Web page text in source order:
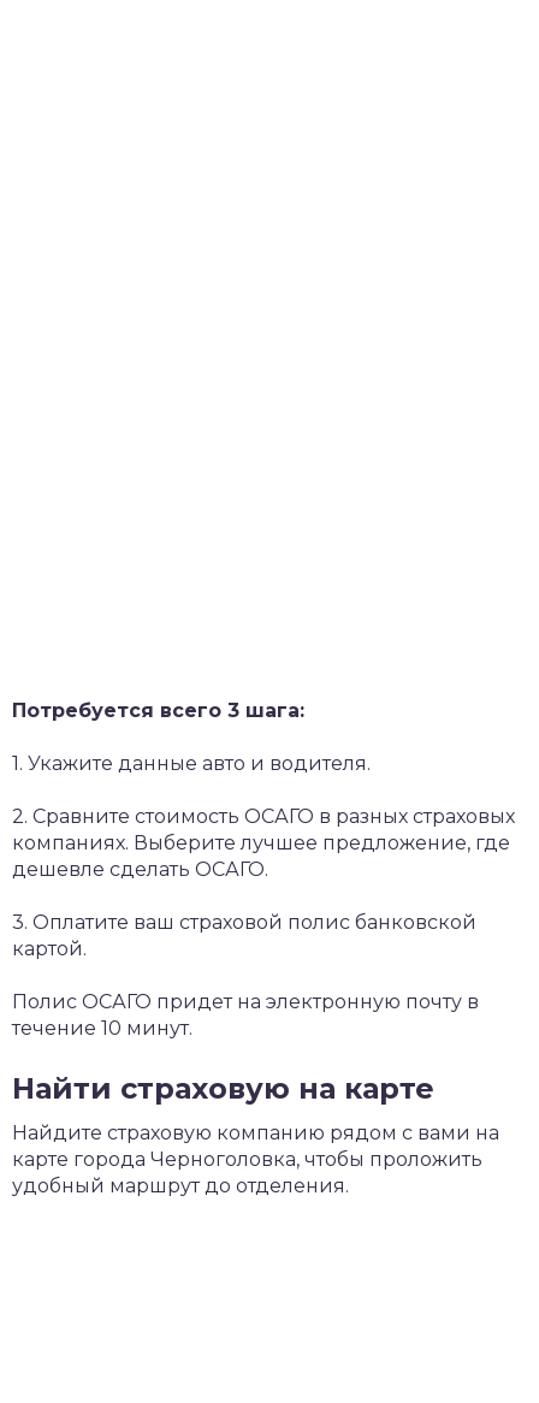
Потребуется всего 3 шага:
1. Укажите данные авто и водителя.
2. Сравните стоимость ОСАГО в разных страховых
компаниях. Выберите лучшее предложение, где
дешевле сделать ОСАГО.
3. Оплатите ваш страховой полис банковской
картой.
Полис ОСАГО придет на электронную почту в
течение 10 минут.
Найти страховую на карте
Найдите страховую компанию рядом с вами на
карте города Черноголовка, чтобы проложить
удобный маршрут до отделения.